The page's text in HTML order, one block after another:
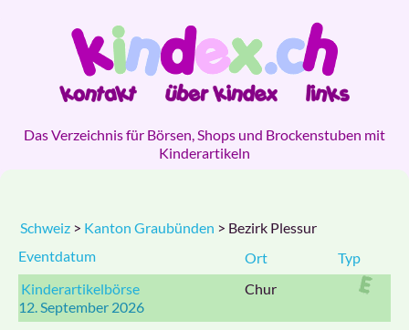
Das Verzeichnis für Börsen, Shops und Brockenstuben mit
Kinderartikeln
Schweiz > Kanton Graubünden > Bezirk Plessur
Eventdatum
Ort
Typ
Kinderartikelbörse
Chur
12. September 2026